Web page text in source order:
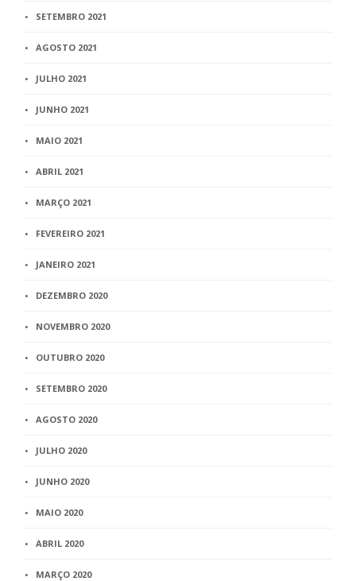
SETEMBRO 2021
AGOSTO 2021
JULHO 2021
JUNHO 2021
MAIO 2021
ABRIL 2021
MARÇO 2021
FEVEREIRO 2021
JANEIRO 2021
DEZEMBRO 2020
NOVEMBRO 2020
OUTUBRO 2020
SETEMBRO 2020
AGOSTO 2020
JULHO 2020
JUNHO 2020
MAIO 2020
ABRIL 2020
MARÇO 2020